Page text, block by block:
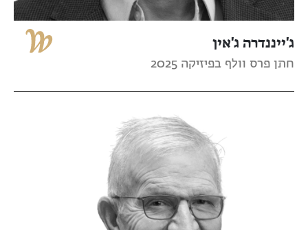
ג'ייננדרה ג'אין
חתן פרס וולף בפיזיקה 2025